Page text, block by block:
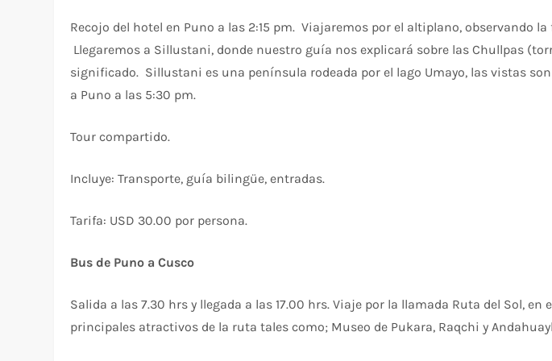
Recojo del hotel en Puno a las 2:15 pm. Viajaremos por el altiplano, observando
Llegaremos a Sillustani, donde nuestro guía nos explicará sobre las Chullpas
significado. Sillustani es una península rodeada por el lago Umayo, las vistas
a Puno a las 5:30 pm.
Tour compartido.
Incluye: Transporte, guía bilingüe, entradas.
Tarifa: USD 30.00 por persona.
Bus de Puno a Cusco
Salida a las 7.30 hrs y llegada a las 17.00 hrs. Viaje por la llamada Ruta del Sol,
principales atractivos de la ruta tales como; Museo de Pukara, Raqchi y